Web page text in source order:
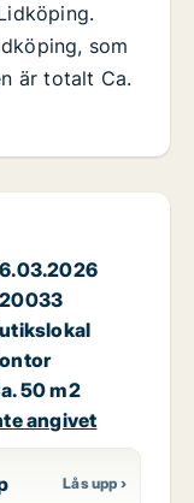
50 m2
angivet
som
är totalt Ca.